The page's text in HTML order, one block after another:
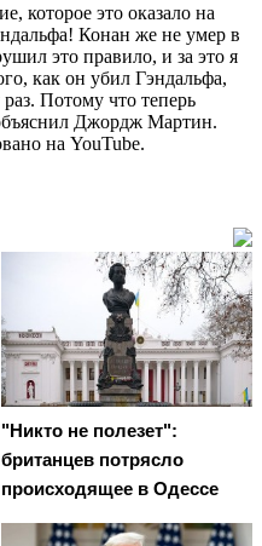
которое это оказало на
Конан же не умер в
это правило, и за это я
как он убил Гэндальфа,
Потому что теперь
Джордж Мартин.
на YouTube.
"Никто не полезет":
британцев потрясло
происходящее в Одессе